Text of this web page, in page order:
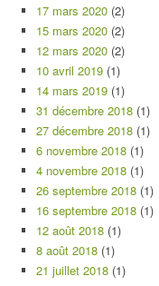
17 mars 2020 (2)
15 mars 2020 (2)
12 mars 2020 (2)
10 avril 2019 (1)
14 mars 2019 (1)
31 décembre 2018 (1)
27 décembre 2018 (1)
6 novembre 2018 (1)
4 novembre 2018 (1)
26 septembre 2018 (1)
16 septembre 2018 (1)
12 août 2018 (1)
8 août 2018 (1)
21 juillet 2018 (1)